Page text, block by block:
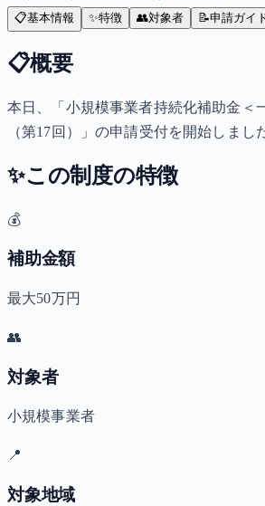
📋基本情報 ✨特徴 👥対象者 📝申請ガイ
📋概要
本日、「小規模事業者持続化補助金＜
（第17回）」の申請受付を開始しまし
✨この制度の特徴
💰
補助金額
最大50万円
👥
対象者
小規模事業者
📍
対象地域